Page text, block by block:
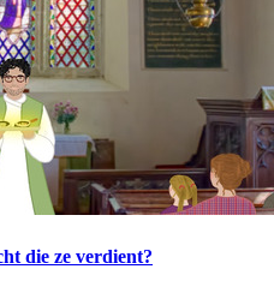
die ze verdient?